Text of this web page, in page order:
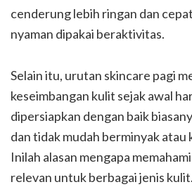
cenderung lebih ringan dan
nyaman dipakai beraktivitas.
Selain itu, urutan skincare pagi
keseimbangan kulit sejak awal
dipersiapkan dengan baik
dan tidak mudah berminyak atau
Inilah alasan mengapa
relevan untuk berbagai jenis kulit.